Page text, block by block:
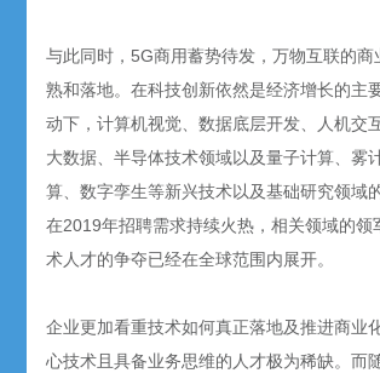
与此同时，5G商用蓄势待发，万物互联的商
熟和落地。在科技创新依然是经济增长的主
动下，计算机视觉、数据底层开发、人机交
大数据、半导体技术领域以及量子计算、雾
算、数字孪生等新兴技术以及基础研究领域
在2019年招聘需求持续火热，相关领域的领
术人才的争夺已经在全球范围内展开。
企业更加看重技术如何真正落地及推进商业
心技术且具备业务思维的人才极为稀缺。而